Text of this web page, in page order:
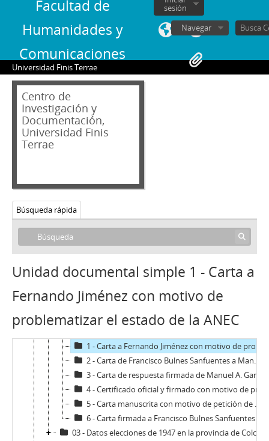
Facultad de
Humanidades y
Comunicaciones
sesión
Navegar
Universidad Finis Terrae
Centro de
Investigación y
Documentación,
Universidad Finis
Terrae
Búsqueda rápida
Unidad documental simple 1 - Carta a
Fernando Jiménez con motivo de
problematizar el estado de la ANEC
02 - Archivos personales
JAR - Jorge Alessandri Rodríguez
FBS - Francisco Bulnes Sanfuentes
01 - Discursos
1 - Carta a Fernando Jiménez con motivo de problematizar el estado de la ANEC
2 - Carta de Francisco Bulnes Sanfuentes a Manuel A. Garretón con motivo de comunicar su renuncia a la Falange Nacional y consecuente adhesión al Movimiento Nacional de la Juventud Conservadora
3 - Carta de respuesta firmada de Manuel A. Garretón a Francisco Bulnes Sanfuentes con motivo de recepción de la renuncia de Bulnes a Falange Nacional
4 - Certificado oficial y firmado con motivo de prestación de servicios a Carabineros de Chile
5 - Carta manuscrita con motivo de petición de ascenso a capitán en la institución de Carabineros de Chile
6 - Carta firmada a Francisco Bulnes Sanfuentes desde el Ministerio del Interior de Chile
03 - Datos elecciones de 1947 en la provincia de Colchagua